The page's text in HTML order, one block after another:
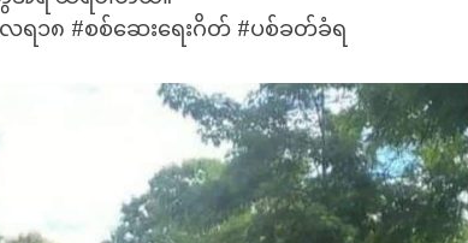
ရ၁၈ #စစ်ဆေးရေးဂိတ် #ပစ်ခတ်ခံရ